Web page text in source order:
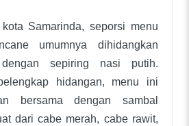
seporsi menu
umumnya dihidangkan
dengan sepiring nasi putih.
hidangan, menu ini
bersama dengan sambal
dari cabe merah, cabe rawit,